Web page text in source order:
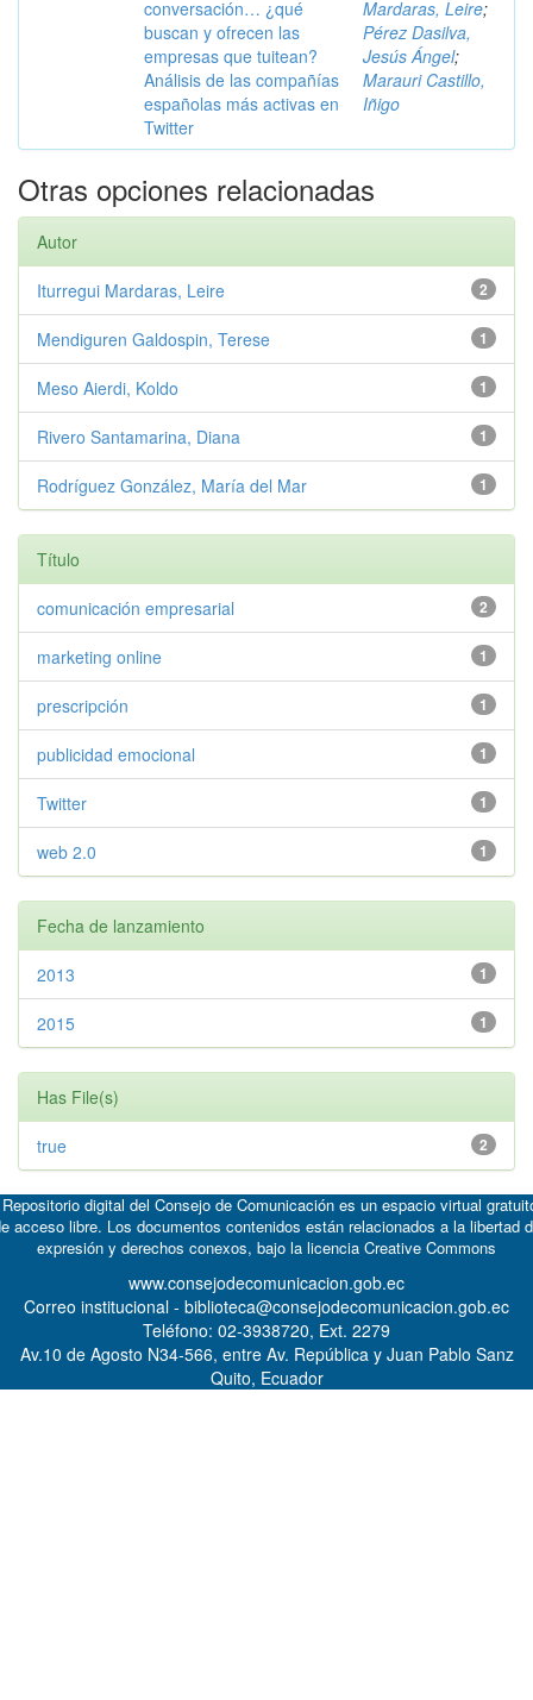
conversación… ¿qué
buscan y ofrecen las
empresas que tuitean?
Análisis de las compañías
españolas más activas en
Twitter
Mardaras, Leire;
Pérez Dasilva,
Jesús Ángel;
Marauri Castillo,
Iñigo
Otras opciones relacionadas
Autor
2
Iturregui Mardaras, Leire
1
Mendiguren Galdospin, Terese
1
Meso Aierdi, Koldo
1
Rivero Santamarina, Diana
1
Rodríguez González, María del Mar
Título
2
comunicación empresarial
1
marketing online
1
prescripción
1
publicidad emocional
1
Twitter
1
web 2.0
Fecha de lanzamiento
1
2013
1
2015
Has File(s)
2
true
digital del Consejo de Comunicación es un espacio virtual
acceso libre. Los documentos contenidos están relacionados a la libertad
expresión y derechos conexos, bajo la licencia Creative Commons
www.consejodecomunicacion.gob.ec
Correo institucional - biblioteca@consejodecomunicacion.gob.ec
Teléfono: 02-3938720, Ext. 2279
Av.10 de Agosto N34-566, entre Av. República y Juan Pablo Sanz
Quito, Ecuador